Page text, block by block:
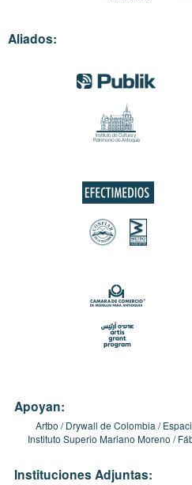
Aliados:
Apoyan:
Artbo Drywall de Colombia
Instituto Superio Mariano Moreno
Instituciones Adjuntas: